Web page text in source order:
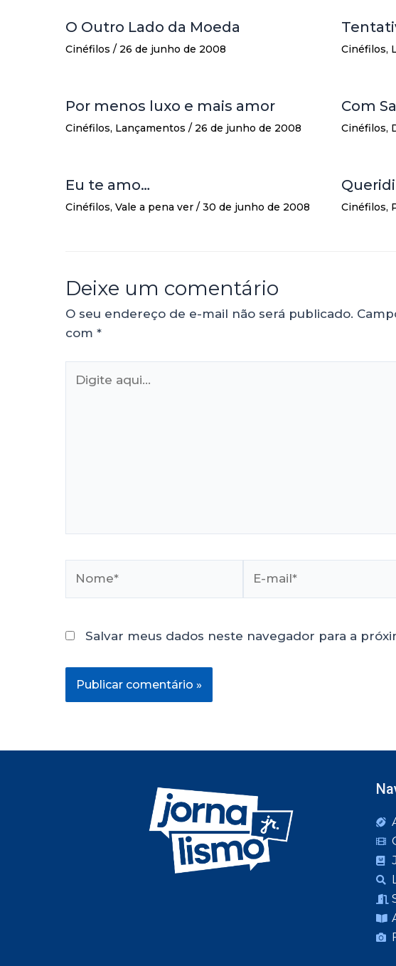
O Outro Lado da Moeda
Cinéfilos / 26 de junho de 2008 Cinéfilos,
Por menos luxo e mais amor
Cinéfilos, Lançamentos / 26 de junho de 2008
Com
Cinéfilos,
Eu te amo…
Cinéfilos, Vale a pena ver / 30 de junho de 2008 Cinéfilos,
Deixe um comentário
O seu endereço de e-mail não será publicado.
com *
Salvar meus dados neste navegador para a